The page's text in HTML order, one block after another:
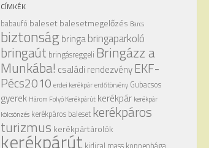
CÍMKÉK
babaufó balesetbalesetmegelőzés Barcs
biztonságbringabringaparkoló
bringaút bringásreggeli Bringázz a
Munkába! családi rendezvényEKF-
Pécs2010 erdei kerékpárerdőtörvény Gubacsos
gyerek Három Folyó Kerékpárút kerékpár kerékpár
kölcsönzés kerékpáros baleset kerékpáros
turizmus kerékpártárolók
kerékpárút